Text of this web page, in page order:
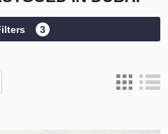
3